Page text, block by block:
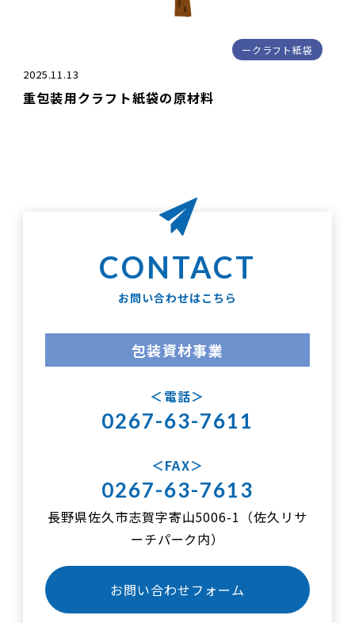
クラフト紙袋
2025.11.13
重包装用クラフト紙袋の原材料
お問い合わせはこちら
包装資材事業
電話
0267-63-7611
FAX
0267-63-7613
長野県佐久市志賀字寄山5006-1（佐久リサ
ーチパーク内）
お問い合わせフォーム